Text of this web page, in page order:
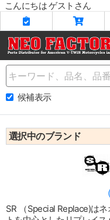
こんにちは ゲストさん
Name
候補表示
選択中のブランド
SR （Special Replace)は